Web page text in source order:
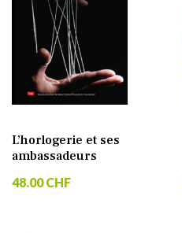
L’horlogerie et ses
ambassadeurs
48.00 CHF